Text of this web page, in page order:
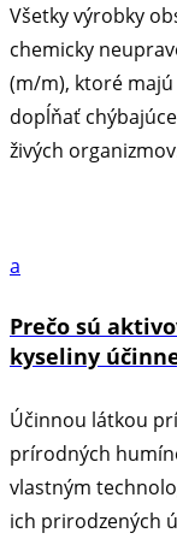
Všetky výrobky
chemicky
(m/m), ktoré
dopĺňať
živých
a
Prečo sú
kyseliny
Účinnou látkou
prírodných
vlastným
ich prirodzených